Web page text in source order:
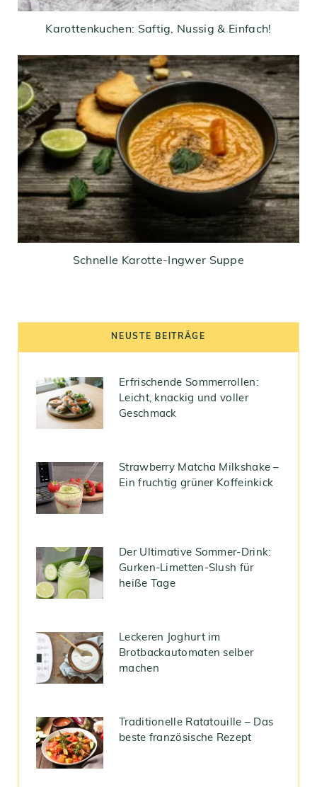
Karottenkuchen: Saftig, Nussig & Einfach!
Schnelle Karotte-Ingwer Suppe
NEUSTE BEITRÄGE
Erfrischende Sommerrollen:
Leicht, knackig und voller
Geschmack
Strawberry Matcha Milkshake –
Ein fruchtig grüner Koffeinkick
Der Ultimative Sommer-Drink:
Gurken-Limetten-Slush für
heiße Tage
Leckeren Joghurt im
Brotbackautomaten selber
machen
Traditionelle Ratatouille – Das
beste französische Rezept